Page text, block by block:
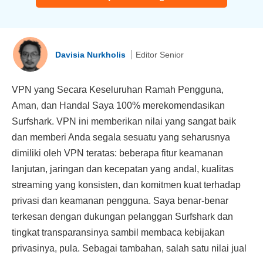
Davisia Nurkholis Editor Senior
VPN yang Secara Keseluruhan Ramah Pengguna,
Aman, dan Handal Saya 100% merekomendasikan
Surfshark. VPN ini memberikan nilai yang sangat baik
dan memberi Anda segala sesuatu yang seharusnya
dimiliki oleh VPN teratas: beberapa fitur keamanan
lanjutan, jaringan dan kecepatan yang andal, kualitas
streaming yang konsisten, dan komitmen kuat terhadap
privasi dan keamanan pengguna. Saya benar-benar
terkesan dengan dukungan pelanggan Surfshark dan
tingkat transparansinya sambil membaca kebijakan
privasinya, pula. Sebagai tambahan, salah satu nilai jual